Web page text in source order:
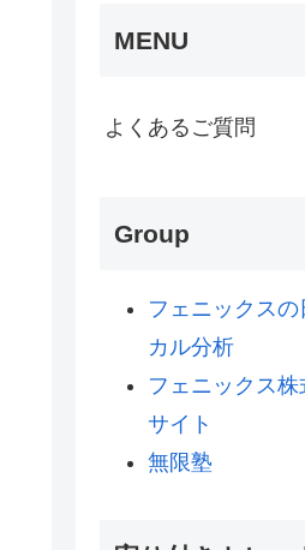
MENU
よくあるご質問
Group
フェニックス
カル分析
フェニックス
サイト
無限塾